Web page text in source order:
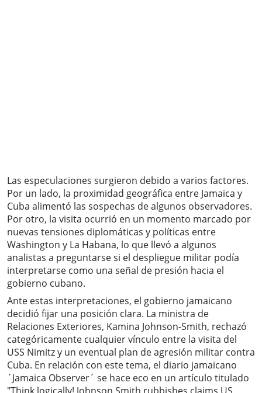
Las especulaciones surgieron debido a varios factores.
Por un lado, la proximidad geográfica entre Jamaica y
Cuba alimentó las sospechas de algunos observadores.
Por otro, la visita ocurrió en un momento marcado por
nuevas tensiones diplomáticas y políticas entre
Washington y La Habana, lo que llevó a algunos
analistas a preguntarse si el despliegue militar podía
interpretarse como una señal de presión hacia el
gobierno cubano.
Ante estas interpretaciones, el gobierno jamaicano
decidió fijar una posición clara. La ministra de
Relaciones Exteriores, Kamina Johnson-Smith, rechazó
categóricamente cualquier vínculo entre la visita del
USS Nimitz y un eventual plan de agresión militar contra
Cuba. En relación con este tema, el diario jamaicano
´Jamaica Observer´ se hace eco en un artículo titulado